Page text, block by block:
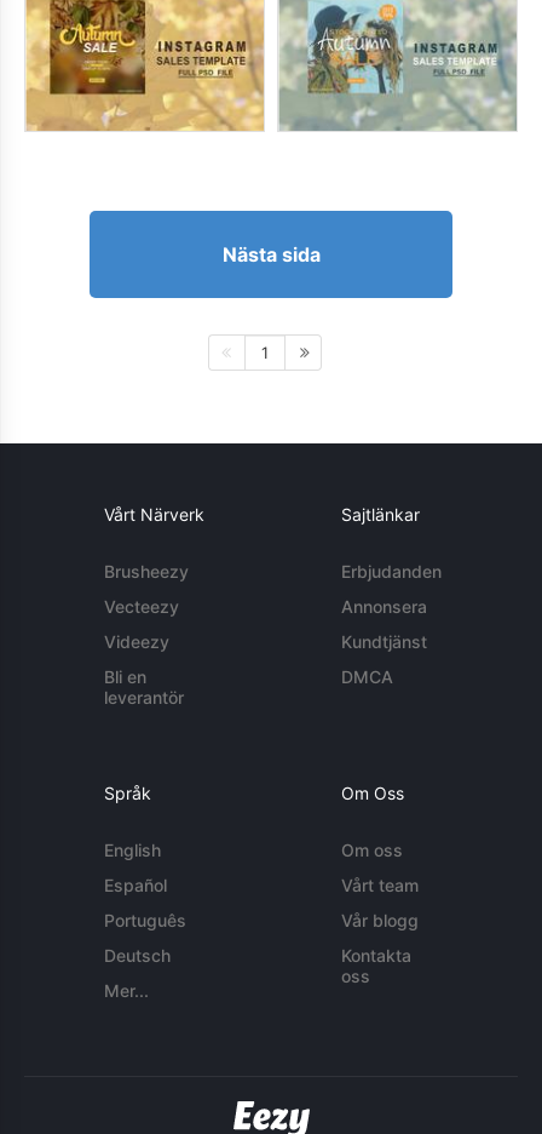
Nästa sida
1
Vårt Närverk
Brusheezy
Vecteezy
Videezy
Bli en
leverantör
Sajtlänkar
Erbjudanden
Annonsera
Kundtjänst
DMCA
Språk
English
Español
Português
Deutsch
Mer...
Om Oss
Om oss
Vårt team
Vår blogg
Kontakta
oss